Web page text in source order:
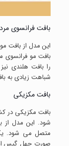
بافت فرانسوی
این مدل از بافت
بافت مو فرانسوی
را بافت هلندی
شباهت زیادی به
بافت مکزیکی
بافت مکزیکی در
شود. این مدل از
متصل می شود.
صورت چهل گیس